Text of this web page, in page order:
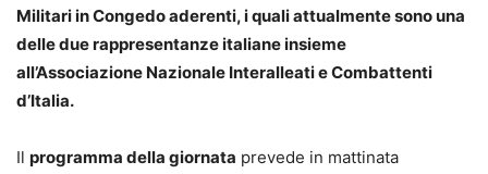
Militari in Congedo aderenti, i quali attualmente sono una
delle due rappresentanze italiane insieme
all’Associazione Nazionale Interalleati e Combattenti
d’Italia.
Il programma della giornata prevede in mattinata